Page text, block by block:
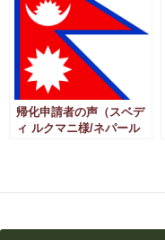
帰化申請者の声（スベデ
ィ ルクマニ様/ネパール